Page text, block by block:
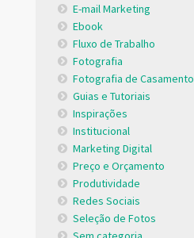
E-mail Marketing
Ebook
Fluxo de Trabalho
Fotografia
Fotografia de Casamento
Guias e Tutoriais
Inspirações
Institucional
Marketing Digital
Preço e Orçamento
Produtividade
Redes Sociais
Seleção de Fotos